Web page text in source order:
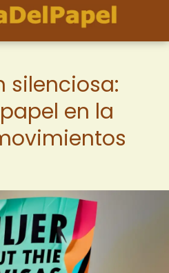
silenciosa:
en la